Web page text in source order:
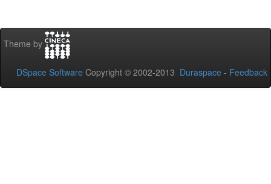
Theme by
DSpace Software Copyright © 2002-2013 Duraspace - Feedback